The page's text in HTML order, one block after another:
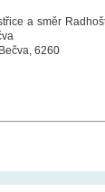
a směr
6260